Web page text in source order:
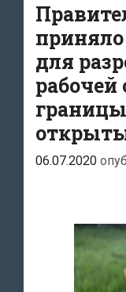
для
06.07.2020